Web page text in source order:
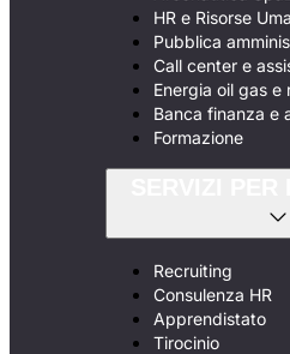
HR e Risorse
Pubblica
Call center e
Energia oil gas e
Banca finanza e
Formazione
Recruiting
Consulenza HR
Apprendistato
Tirocinio